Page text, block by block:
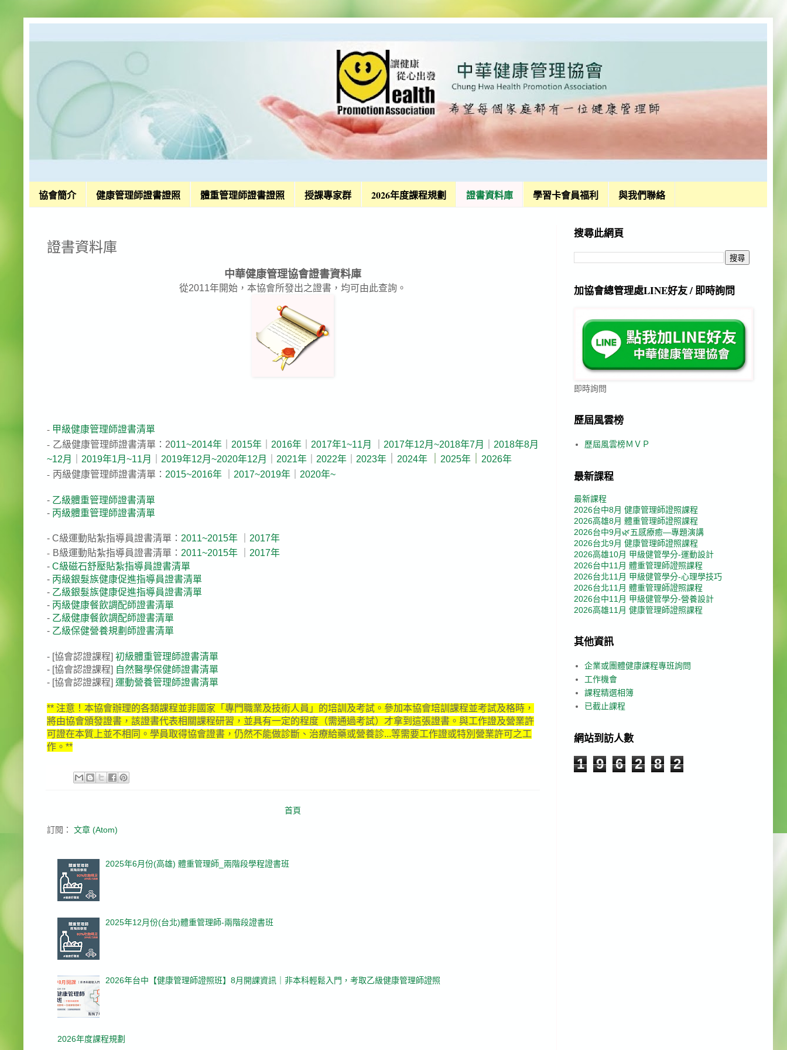
協會簡介 健康管理師證書證照 體重管理師證書證照 授課專家群 2026年度課程規劃 證書資料庫 學習卡會員福利 與我們聯絡
證書資料庫
中華健康管理協會證書資料庫
從2011年開始，本協會所發出之證書，均可由此查詢。
- 甲級健康管理師證書清單
- 乙級健康管理師證書清單：2011~2014年 2015年 2016年 2017年1~11月 2017年12月~2018年7月
2018年8月
~12月
2019年1月~11月 2019年12月~2020年12月 2021年 2022年 2023年 2024年 2025年 2026年
- 丙級健康管理師證書清單： 2015~2016年 2017~2019年 2020年~
- 乙級體重管理師證書清單
- 丙級體重管理師證書清單
- C級運動貼紮指導員證書清單： 2011~2015年 2017年
- B級運動貼紮指導員證書清單 ： 2011~2015年
2017年
- C級磁石舒壓貼紮指導員證書清單
- 丙級銀髮族健康促進指導員證書清單
- 乙級銀髮族健康促進指導員證書清單
- 丙級健康餐飲調配師證書清單
- 乙級健康餐飲調配師證書清單
- 乙級保健營養規劃師證書清單
- [協會認證課程] 初級體重管理師證書清單
- [協會認證課程] 自然醫學保健師證書清單
- [協會認證課程] 運動營養管理師證書清單
** 注意！本協會辦理的各類課程並非國家「專門職業及技術人員」的培訓及考試。參加本協會培訓課程並考試及格時，
將由協會頒發證書，該證書代表相關課程研習，並具有一定的程度（需通過考試）才拿到這張證書。與工作證及營業許
可證在本質上並不相同。學員取得協會證書，仍然不能做診斷、治療給藥或營養診...等需要工作證或特別營業許可之工
作。**
首頁
訂閱： 文章 (Atom)
2025年6月份(高雄) 體重管理師_兩階段學程證書班
2025年12月份(台北)體重管理師-兩階段證書班
2026年台中【健康管理師證照班】8月開課資訊｜非本科輕鬆入門，考取乙級健康管理師證照
2026年度課程規劃
搜尋此網頁
加協會總管理處LINE好友 / 即時詢問
即時詢問
歷屆風雲榜
歷屆風雲榜ＭＶＰ
最新課程
最新課程
2026台中8月 健康管理師證照課程
2026高雄8月 體重管理師證照課程
2026台中9月🌿五感療癒—專題演講
2026台北9月 健康管理師證照課程
2026高雄10月 甲級健管學分-運動設計
2026台中11月 體重管理師證照課程
2026台北11月 甲級健管學分-心理學技巧
2026台北11月 體重管理師證照課程
2026台中11月 甲級健管學分-營養設計
2026高雄11月 健康管理師證照課程
其他資訊
企業或團體健康課程專班詢問
工作機會
課程精選相簿
已截止課程
網站到訪人數
1 9 6 2 8 2